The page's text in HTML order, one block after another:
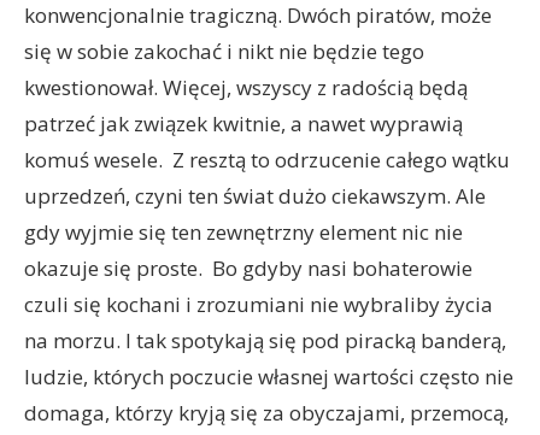
konwencjonalnie tragiczną. Dwóch piratów, może
się w sobie zakochać i nikt nie będzie tego
kwestionował. Więcej, wszyscy z radością będą
patrzeć jak związek kwitnie, a nawet wyprawią
komuś wesele. Z resztą to odrzucenie całego wątku
uprzedzeń, czyni ten świat dużo ciekawszym. Ale
gdy wyjmie się ten zewnętrzny element nic nie
okazuje się proste. Bo gdyby nasi bohaterowie
czuli się kochani i zrozumiani nie wybraliby życia
na morzu. I tak spotykają się pod piracką banderą,
ludzie, których poczucie własnej wartości często nie
domaga, którzy kryją się za obyczajami, przemocą,